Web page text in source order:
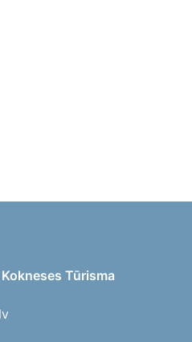
Tūrisma